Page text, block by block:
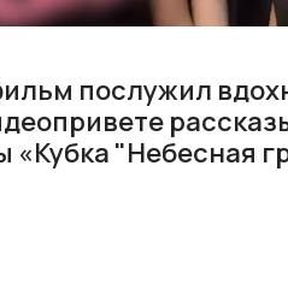
послужил
"Небесная